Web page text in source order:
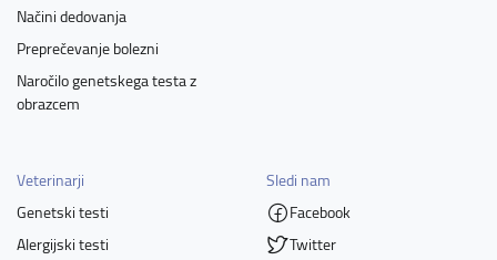
Načini dedovanja
Preprečevanje bolezni
Naročilo genetskega testa z
obrazcem
Veterinarji
Genetski testi
Alergijski testi
Sledi nam
Facebook
Twitter